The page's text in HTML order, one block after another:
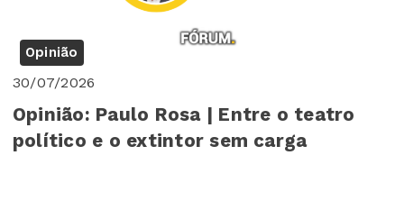
Opinião
30/07/2026
Opinião: Paulo Rosa | Entre o teatro
político e o extintor sem carga